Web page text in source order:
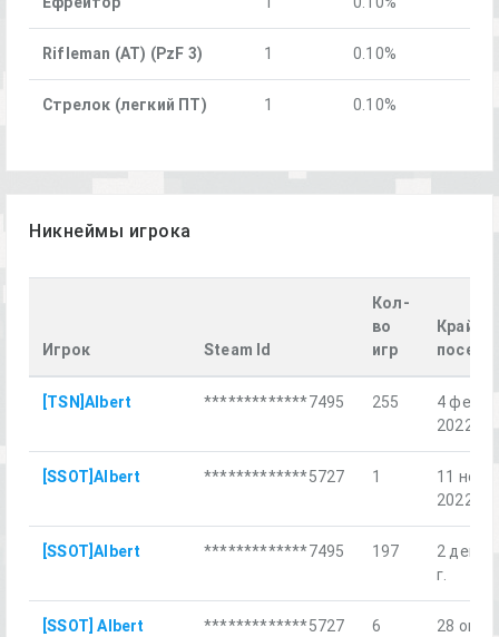
Rifleman (AT) (PzF 3) 1 0.10%
Стрелок (легкий ПТ) 1 0.10%
Никнеймы игрока
Игрок Steam Id
Кол-
во
игр
[TSN]Albert *************7495 255
4 февр.
2022 г.
[SSOT]Albert *************5727 1
11 нояб.
2022 г.
[SSOT]Albert *************7495 197
2 дек.
г.
[SSOT] Albert *************5727 6
28 окт.